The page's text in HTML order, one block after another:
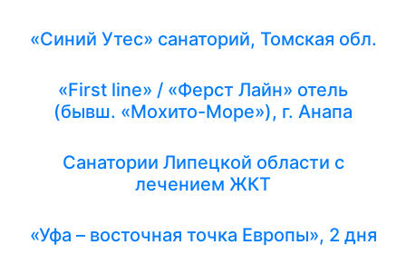
«Синий Утес» санаторий, Томская обл.
«First line» / «Ферст Лайн» отель
(бывш. «Мохито-Море»), г. Анапа
Санатории Липецкой области с
лечением ЖКТ
«Уфа – восточная точка Европы», 2 дня